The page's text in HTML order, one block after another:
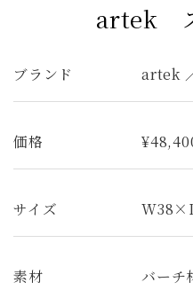
artek
ブランド artek
価格
サイズ
素材 バーチ